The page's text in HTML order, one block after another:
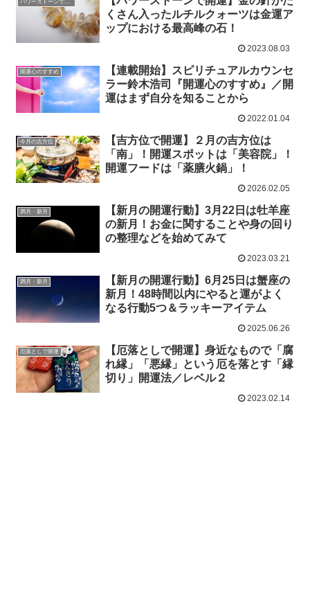
パワーストーンで開運
くさん入ったルチルクォーツは金運ア
ップにおける最高峰の石！
2023.08.03
開運心のすすめ
【連載開始】スピリチュアルカウンセ
ラー鈴木浩司『開運心のすすめ』／開
運はまず自分を知ることから
2022.01.04
今月の吉方位
【吉方位で開運】２月の吉方位は
「南」！開運スポットは「美容院」！
開運フードは「薬膳火鍋」！
2026.02.05
満月・新月
【新月の開運行動】3月22日は牡羊座
の新月！お金に関することや身の回り
の整理などを始めてみて
2023.03.21
満月・新月
【新月の開運行動】6月25日は蟹座の
新月！48時間以内にやると運がよく
なる行動5つ＆ラッキーアイテム
2025.06.26
厄落としで開運
【厄落としで開運】身近なもので「腐
れ縁」「悪縁」という厄を落とす「縁
切り」開運法／レベル２
2023.02.14